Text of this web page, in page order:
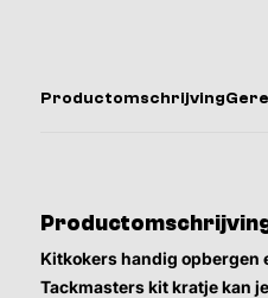
Productomschrijving
Kitkokers handig opbergen
Tackmasters kit kratje kan